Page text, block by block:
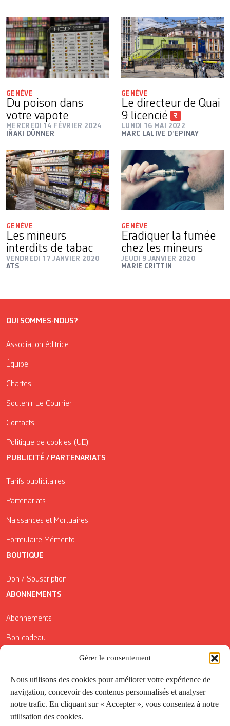
Gérer le consentement
Nous utilisons des cookies pour améliorer votre expérience de
navigation, concevoir des contenus personnalisés et analyser
notre trafic. En cliquant sur « Accepter », vous consentez à notre
utilisation des cookies.
GENÈVE
Du poison dans
votre vapote
MERCREDI 14 FÉVRIER 2024
IÑAKI DÜNNER
GENÈVE
Le directeur de Quai
9 licencié
LUNDI 16 MAI 2022
MARC LALIVE D’EPINAY
GENÈVE
Les mineurs
interdits de tabac
VENDREDI 17 JANVIER 2020
ATS
GENÈVE
Eradiquer la fumée
chez les mineurs
JEUDI 9 JANVIER 2020
MARIE CRITTIN
QUI SOMMES-NOUS?
Association éditrice
Équipe
Chartes
Soutenir Le Courrier
Contacts
Politique de cookies (UE)
PUBLICITÉ / PARTENARIATS
Tarifs publicitaires
Partenariats
Naissances et Mortuaires
Formulaire Mémento
BOUTIQUE
Don / Souscription
ABONNEMENTS
Abonnements
Bon cadeau
Conditions générales de vente
Réductions de la Carte Côté Courrier
Application